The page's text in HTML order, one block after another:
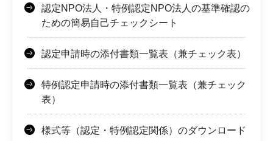
認定NPO法人・特例認定NPO法人の基準確認の
ための簡易自己チェックシート
認定申請時の添付書類一覧表（兼チェック表）
特例認定申請時の添付書類一覧表（兼チェック
表）
様式等（認定・特例認定関係）のダウンロード